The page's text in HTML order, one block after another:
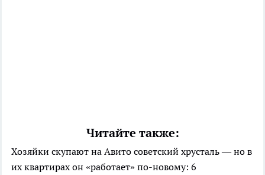
Читайте также:
Хозяйки скупают на Авито советский хрусталь — но в
их квартирах он «работает» по-новому: 6